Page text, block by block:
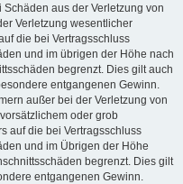
aus der Verletzung von
Verletzung wesentlicher
die bei Vertragsschluss
und im übrigen der Höhe nach
begrenzt. Dies gilt auch
entgangenen Gewinn.
außer bei der Verletzung von
oder grob
auf die bei Vertragsschluss
und im Übrigen der Höhe
begrenzt. Dies gilt
entgangenen Gewinn.